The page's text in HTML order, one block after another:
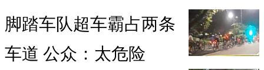
脚踏车队超车霸占两条
车道 公众：太危险